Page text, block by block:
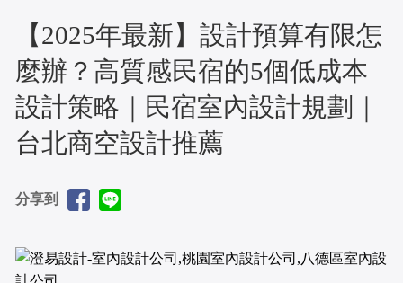
【2025年最新】設計預算有限怎
麼辦？高質感民宿的5個低成本
設計策略｜民宿室內設計規劃｜
台北商空設計推薦
分享到